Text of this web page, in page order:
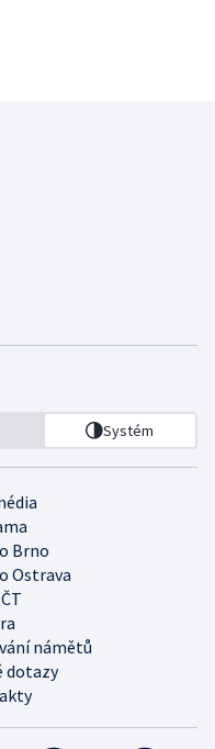
Systém
Brno
Ostrava
námětů
dotazy